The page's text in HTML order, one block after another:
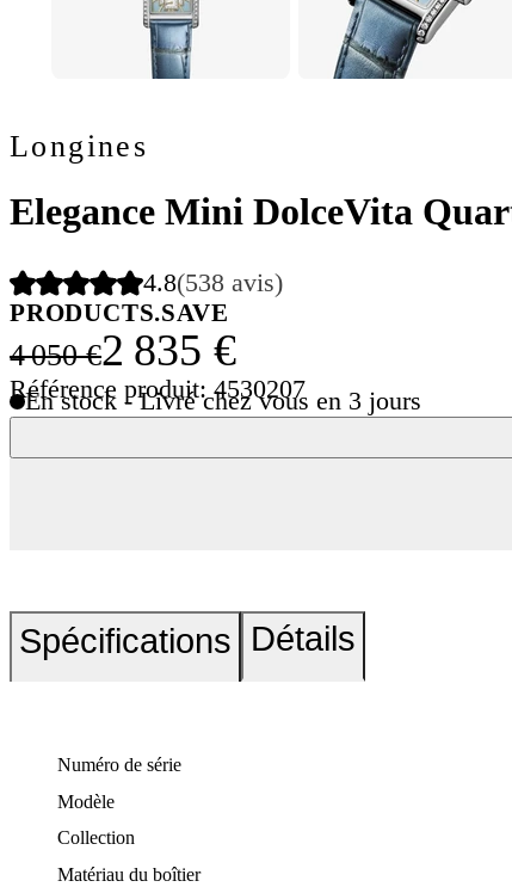
Longines
Elegance Mini DolceVita
4.8(538 avis)
PRODUCTS.SAVE
4 050 €2 835 €
Référence produit: 4530207
En stock - Livré chez vous en 3 jours
Spécifications Détails
Numéro de série
Modèle
Collection
Matériau du boîtier